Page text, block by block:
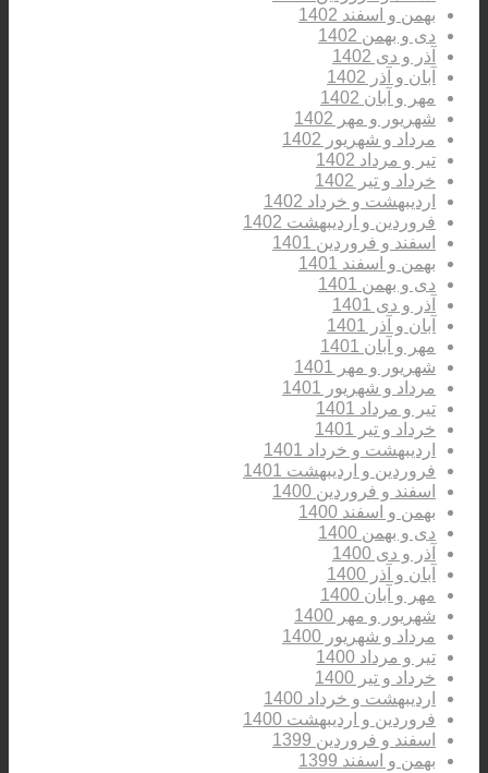
بهمن و اسفند 1402
دی و بهمن 1402
آذر و دی 1402
آبان و آذر 1402
مهر و آبان 1402
شهریور و مهر 1402
مرداد و شهریور 1402
تیر و مرداد 1402
خرداد و تیر 1402
اردیبهشت و خرداد 1402
فروردین و اردیبهشت 1402
اسفند و فروردین 1401
بهمن و اسفند 1401
دی و بهمن 1401
آذر و دی 1401
آبان و آذر 1401
مهر و آبان 1401
شهریور و مهر 1401
مرداد و شهریور 1401
تیر و مرداد 1401
خرداد و تیر 1401
اردیبهشت و خرداد 1401
فروردین و اردیبهشت 1401
اسفند و فروردین 1400
بهمن و اسفند 1400
دی و بهمن 1400
آذر و دی 1400
آبان و آذر 1400
مهر و آبان 1400
شهریور و مهر 1400
مرداد و شهریور 1400
تیر و مرداد 1400
خرداد و تیر 1400
اردیبهشت و خرداد 1400
فروردین و اردیبهشت 1400
اسفند و فروردین 1399
بهمن و اسفند 1399